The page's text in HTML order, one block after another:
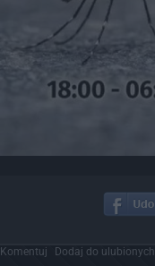
Komentuj Dodaj do ulubionych